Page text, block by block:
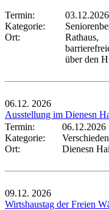
Termin:
Kategorie:
Ort:
Rathaus,
über den
06.12. 2026
Ausstellung im Dienesn
Termin:
Kategorie:
Ort:
Dienesn
09.12. 2026
Wirtshaustag der Freien